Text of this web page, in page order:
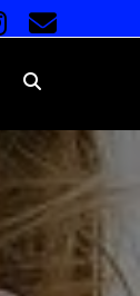
ALTERNAR
BÚSQUEDA
DE